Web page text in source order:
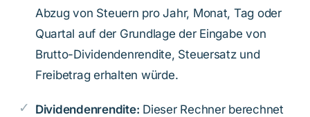
Abzug von Steuern pro Jahr, Monat, Tag oder
Quartal auf der Grundlage der Eingabe von
Brutto-Dividendenrendite, Steuersatz und
Freibetrag erhalten würde.
Dividendenrendite: Dieser Rechner berechnet